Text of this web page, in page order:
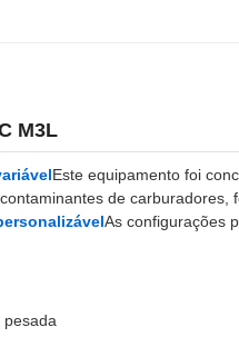
M3L
Este equipamento foi
de carburadores,
As configurações